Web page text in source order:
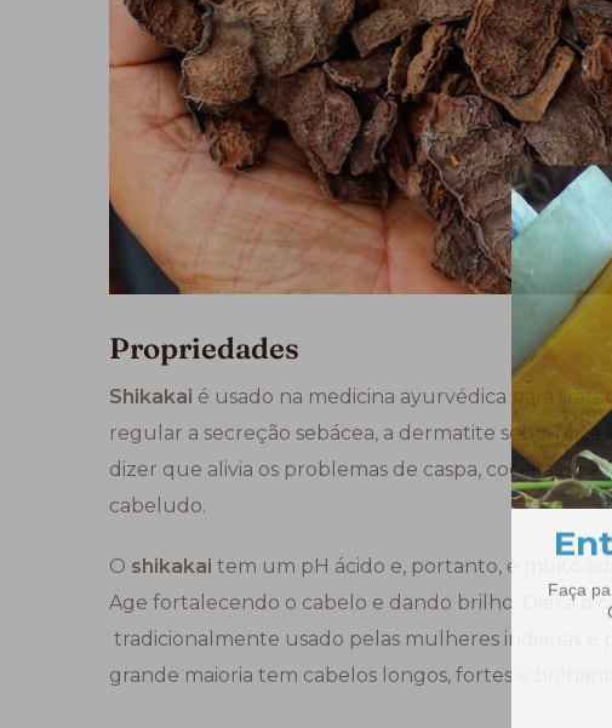
Propriedades
Shikakai é usado na medicina ayurvédica para
regular a secreção sebácea, a dermatite
dizer que alivia os problemas de caspa, coceiras e
cabeludo.
O shikakai tem um pH ácido e, portanto, é muito
Age fortalecendo o cabelo e dando brilho. Deixa o
tradicionalmente usado pelas mulheres indianas e
grande maioria tem cabelos longos, fortes e